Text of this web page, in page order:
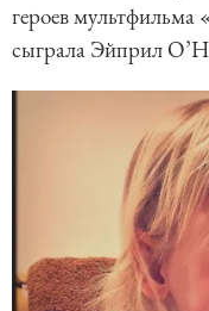
героев
сыграла Эйприл